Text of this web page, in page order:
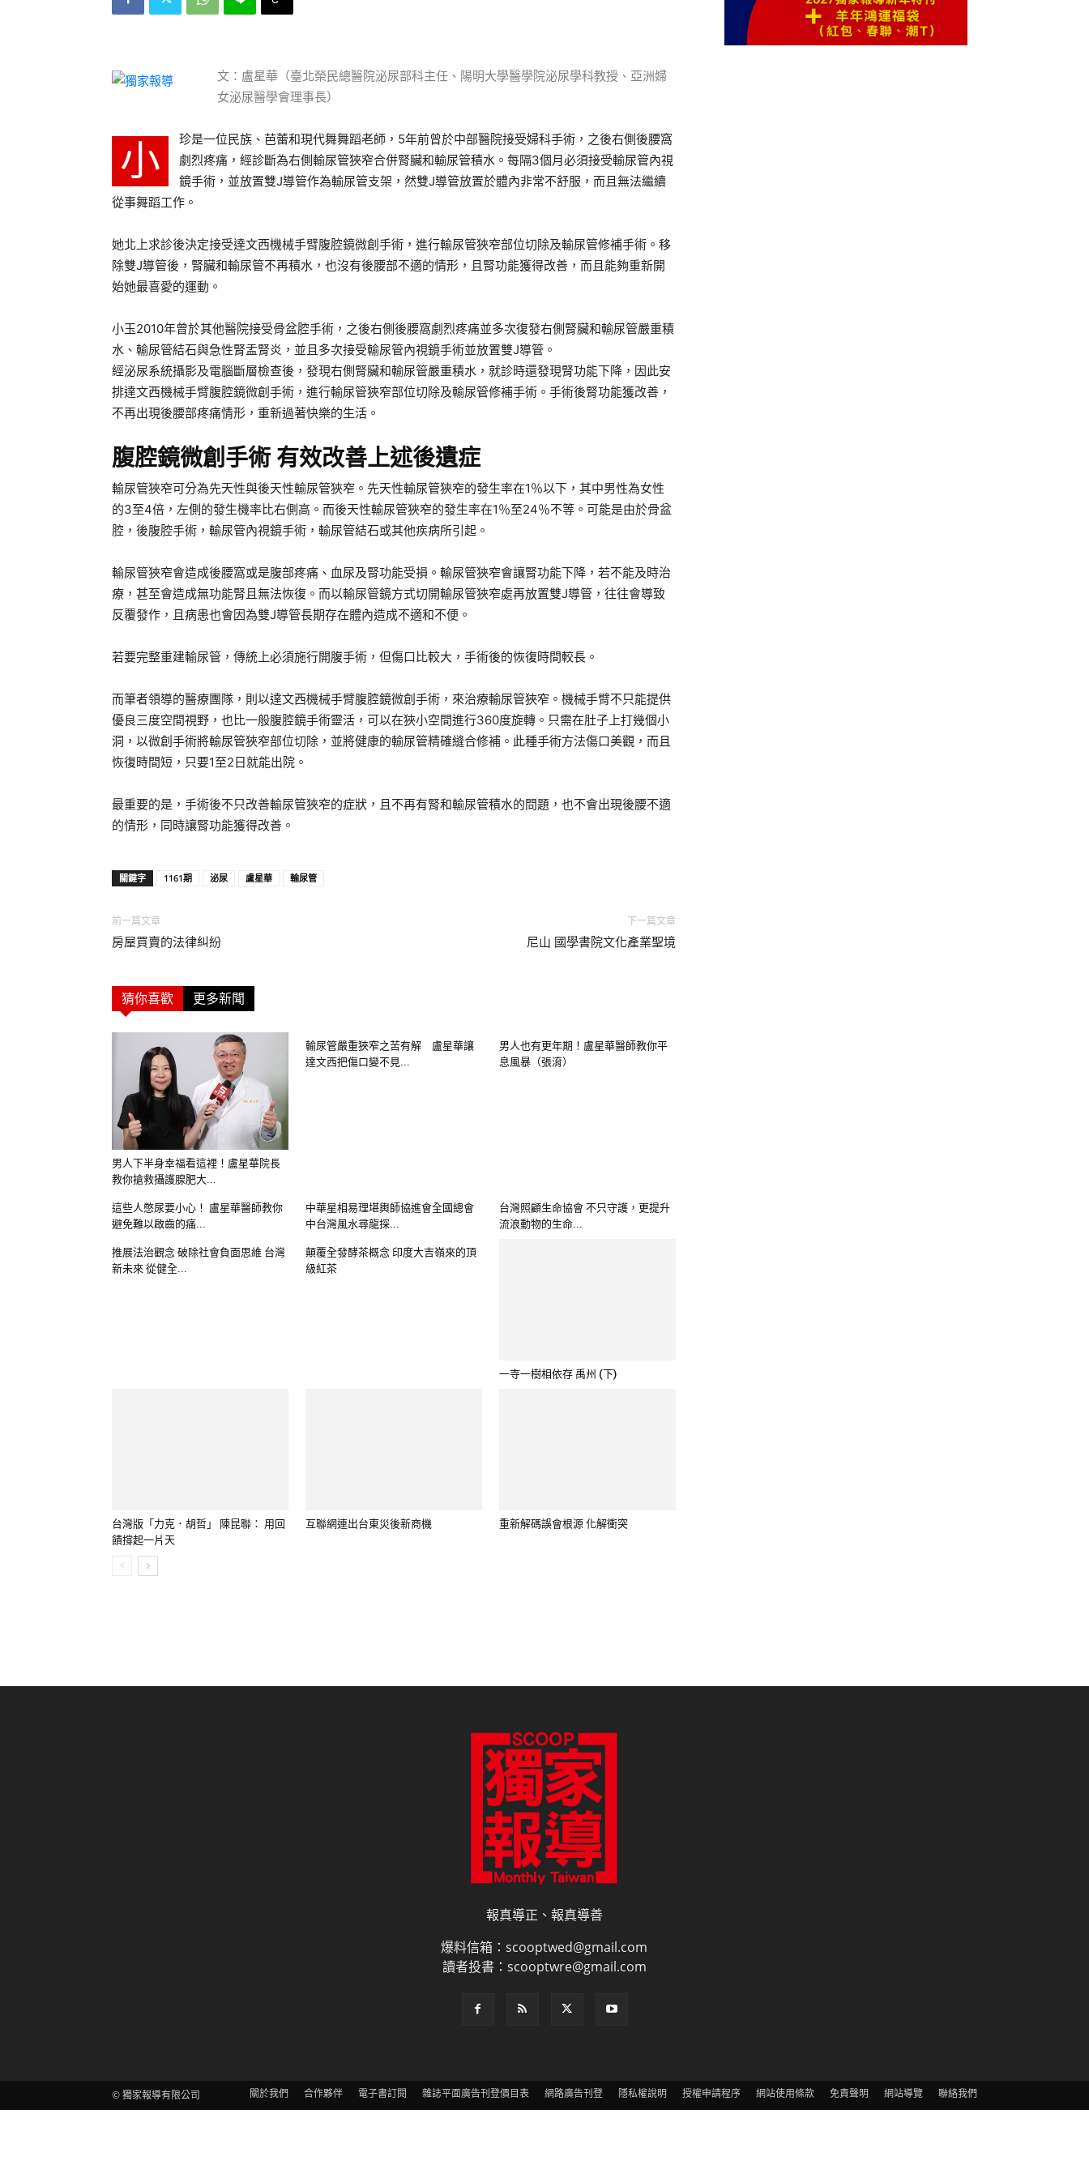
文：盧星華（臺北榮民總醫院泌尿部科主任、陽明大學醫學院泌尿學科教授、亞洲婦
女泌尿醫學會理事長）
小
珍是一位民族、芭蕾和現代舞舞蹈老師，5年前曾於中部醫院接受婦科手術，之後右側後腰窩
劇烈疼痛，經診斷為右側輸尿管狹窄合併腎臟和輸尿管積水。每隔3個月必須接受輸尿管內視
鏡手術，並放置雙J導管作為輸尿管支架，然雙J導管放置於體內非常不舒服，而且無法繼續
從事舞蹈工作。
她北上求診後決定接受達文西機械手臂腹腔鏡微創手術，進行輸尿管狹窄部位切除及輸尿管修補手術。移
除雙J導管後，腎臟和輸尿管不再積水，也沒有後腰部不適的情形，且腎功能獲得改善，而且能夠重新開
始她最喜愛的運動。
小玉2010年曾於其他醫院接受骨盆腔手術，之後右側後腰窩劇烈疼痛並多次復發右側腎臟和輸尿管嚴重積
水、輸尿管結石與急性腎盂腎炎，並且多次接受輸尿管內視鏡手術並放置雙J導管。
經泌尿系統攝影及電腦斷層檢查後，發現右側腎臟和輸尿管嚴重積水，就診時還發現腎功能下降，因此安
排達文西機械手臂腹腔鏡微創手術，進行輸尿管狹窄部位切除及輸尿管修補手術。手術後腎功能獲改善，
不再出現後腰部疼痛情形，重新過著快樂的生活。
腹腔鏡微創手術 有效改善上述後遺症
輸尿管狹窄可分為先天性與後天性輸尿管狹窄。先天性輸尿管狹窄的發生率在1％以下，其中男性為女性
的3至4倍，左側的發生機率比右側高。而後天性輸尿管狹窄的發生率在1％至24％不等。可能是由於骨盆
腔，後腹腔手術，輸尿管內視鏡手術，輸尿管結石或其他疾病所引起。
輸尿管狹窄會造成後腰窩或是腹部疼痛、血尿及腎功能受損。輸尿管狹窄會讓腎功能下降，若不能及時治
療，甚至會造成無功能腎且無法恢復。而以輸尿管鏡方式切開輸尿管狹窄處再放置雙J導管，往往會導致
反覆發作，且病患也會因為雙J導管長期存在體內造成不適和不便。
若要完整重建輸尿管，傳統上必須施行開腹手術，但傷口比較大，手術後的恢復時間較長。
而筆者領導的醫療團隊，則以達文西機械手臂腹腔鏡微創手術，來治療輸尿管狹窄。機械手臂不只能提供
優良三度空間視野，也比一般腹腔鏡手術靈活，可以在狹小空間進行360度旋轉。只需在肚子上打幾個小
洞，以微創手術將輸尿管狹窄部位切除，並將健康的輸尿管精確縫合修補。此種手術方法傷口美觀，而且
恢復時間短，只要1至2日就能出院。
最重要的是，手術後不只改善輸尿管狹窄的症狀，且不再有腎和輸尿管積水的問題，也不會出現後腰不適
的情形，同時讓腎功能獲得改善。
關鍵字 1161期 泌尿 盧星華 輸尿管
前一篇文章
房屋買賣的法律糾紛
下一篇文章
尼山 國學書院文化產業聖境
猜你喜歡 更多新聞
男人下半身幸福看這裡！盧星華院長
教你搶救攝護腺肥大...
輸尿管嚴重狹窄之苦有解 盧星華讓
達文西把傷口變不見...
男人也有更年期！盧星華醫師教你平
息風暴（張淯）
這些人憋尿要小心！ 盧星華醫師教你
避免難以啟齒的痛...
中華星相易理堪輿師協進會全國總會
中台灣風水尋龍探...
台灣照顧生命協會 不只守護，更提升
流浪動物的生命...
推展法治觀念 破除社會負面思維 台灣
新未來 從健全...
顛覆全發酵茶概念 印度大吉嶺來的頂
級紅茶
報真導正、報真導善
爆料信箱：scooptwed@gmail.com
讀者投書：scooptwre@gmail.com
雜誌平面廣告刊登價目表 網路廣告刊登 隱私權說明